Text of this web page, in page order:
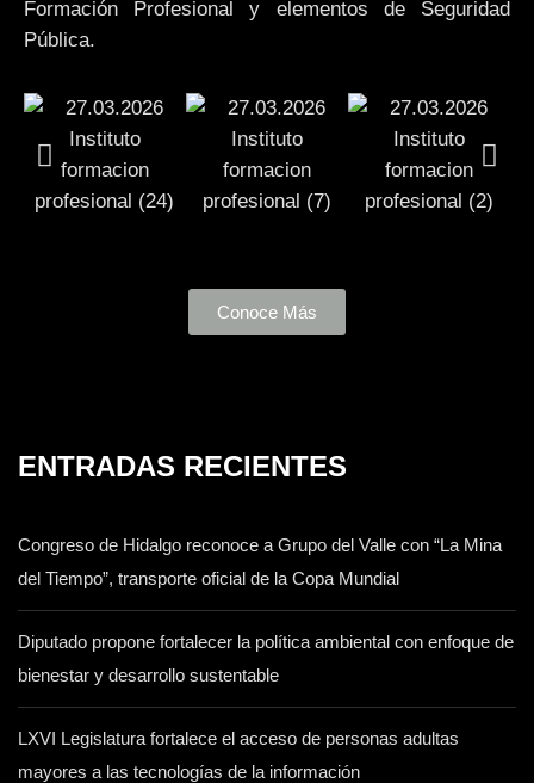
Formación Profesional y elementos de Seguridad
Pública.
Conoce Más
ENTRADAS RECIENTES
Congreso de Hidalgo reconoce a Grupo del Valle con “La Mina
del Tiempo”, transporte oficial de la Copa Mundial
Diputado propone fortalecer la política ambiental con enfoque de
bienestar y desarrollo sustentable
LXVI Legislatura fortalece el acceso de personas adultas
mayores a las tecnologías de la información